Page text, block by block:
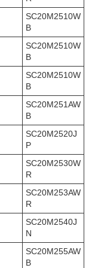
SC20M2510W
B
SC20M2510W
B
SC20M2510W
B
SC20M251AW
B
SC20M2520J
P
SC20M2530W
R
SC20M253AW
R
SC20M2540J
N
SC20M255AW
B